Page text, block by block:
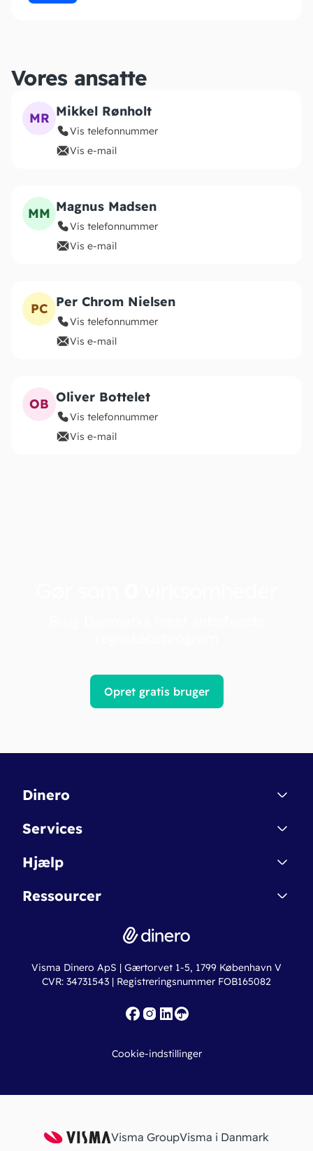
Vores ansatte
MR Mikkel Rønholt
Vis telefonnummer
Vis e-mail
MM Magnus Madsen
Vis telefonnummer
Vis e-mail
PC Per Chrom Nielsen
Vis telefonnummer
Vis e-mail
OB Oliver Bottelet
Vis telefonnummer
Vis e-mail
Opret gratis bruger
Dinero
Kontakt
Betingelser & Sikkerhed
Nye funktioner
Services
Dinero Starter
Dinero Pro
Erhvervslån
Fakturaskabeloner
Hjælp
Regnskabsordbogen
Online regnskabskurser
Ressourcer
Ny virksomhed
Iværksætterlegat
Visma Dinero ApS | Gærtorvet 1-5, 1799 København V
CVR: 34731543 | Registreringsnummer FOB165082
Cookie-indstillinger
Visma GroupVisma i Danmark